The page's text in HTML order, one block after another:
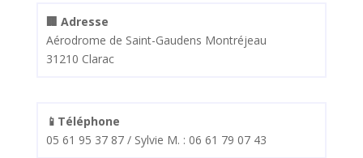
🏢 Adresse
Aérodrome de Saint-Gaudens Montréjeau
31210 Clarac
📱Téléphone
05 61 95 37 87 / Sylvie M. : 06 61 79 07 43